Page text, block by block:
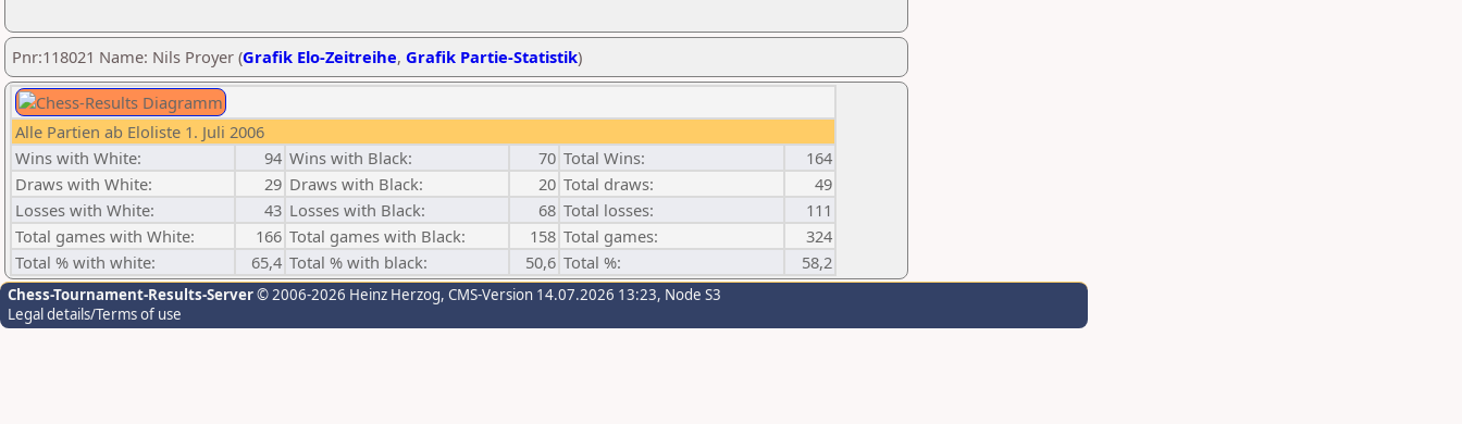
Pnr:118021 Name: Nils Proyer (Grafik Elo-Zeitreihe, Grafik Partie-Statistik)
Alle Partien ab Eloliste 1. Juli 2006
Wins with White:
94 Wins with Black: 70 Total Wins:
164
Draws with White:
29 Draws with Black: 20 Total draws:
49
Losses with White:
43 Losses with Black: 68 Total losses:
111
Total games with White:
166 Total games with Black: 158 Total games:
324
Total % with white:
65,4 Total % with black: 50,6 Total %: 58,2
Chess-Tournament-Results-Server© 2006-2026 Heinz Herzog, CMS-Version 14.07.2026 13:23, Node S3
Legal details/Terms of use